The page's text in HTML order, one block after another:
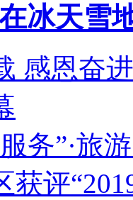
冰天雪
感恩奋
务”·旅
获评